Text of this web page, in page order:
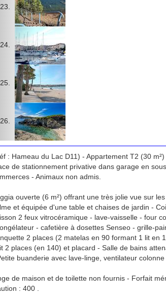
: Hameau du Lac D11) - Appartement T2 (30
de stationnement privative dans garage en
- Animaux non admis.
ouverte (6 m²) offrant une très jolie vue sur
et équipée d'une table et chaises de jardin -
2 feux vitrocéramique - lave-vaisselle - four
- cafetière à dosettes Senseo - grille-
2 places (2 matelas en 90 formant 1 lit en
2 places (en 140) et placard - Salle de bains
buanderie avec lave-linge, ventilateur
de maison et de toilette non fournis - Forfait
: 400 .